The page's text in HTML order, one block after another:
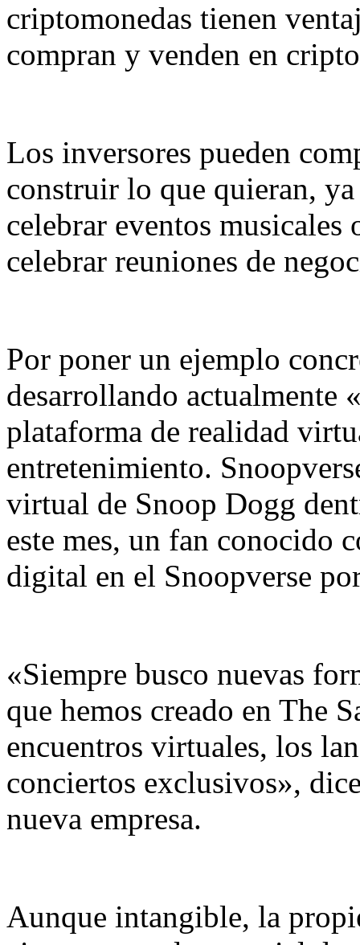
criptomonedas tienen
compran y venden en
Los inversores pueden
construir lo que quieran,
celebrar eventos
celebrar reuniones de
Por poner un ejemplo
desarrollando actualmente
plataforma de realidad
entretenimiento.
virtual de Snoop Dogg
este mes, un fan conocido
digital en el Snoopverse
«Siempre busco nuevas
que hemos creado en The
encuentros virtuales, los
conciertos exclusivos»,
nueva empresa.
Aunque intangible, la